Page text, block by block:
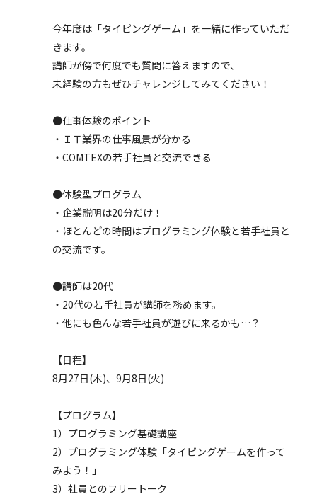
今年度は「タイピングゲーム」を一緒に作っていただ
きます。
講師が傍で何度でも質問に答えますので、
未経験の方もぜひチャレンジしてみてください！
●仕事体験のポイント
・ＩＴ業界の仕事風景が分かる
・COMTEXの若手社員と交流できる
●体験型プログラム
・企業説明は20分だけ！
・ほとんどの時間はプログラミング体験と若手社員と
の交流です。
●講師は20代
・20代の若手社員が講師を務めます。
・他にも色んな若手社員が遊びに来るかも…？
【日程】
8月27日(木)、9月8日(火)
【プログラム】
1）プログラミング基礎講座
2）プログラミング体験「タイピングゲームを作って
みよう！」
3）社員とのフリートーク